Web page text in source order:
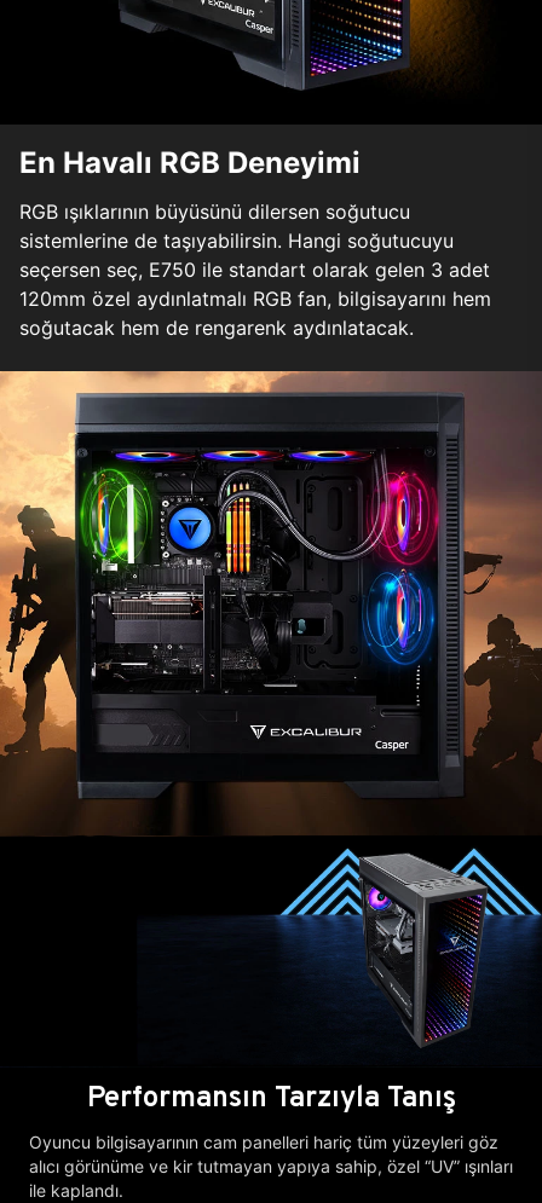
En Havalı RGB Deneyimi
RGB ışıklarının büyüsünü dilersen soğutucu
sistemlerine de taşıyabilirsin. Hangi soğutucuyu
seçersen seç, E750 ile standart olarak gelen 3 adet
120mm özel aydınlatmalı RGB fan, bilgisayarını hem
soğutacak hem de rengarenk aydınlatacak.
Performansın Tarzıyla Tanış
Oyuncu bilgisayarının cam panelleri hariç tüm yüzeyleri göz
alıcı görünüme ve kir tutmayan yapıya sahip, özel “UV” ışınları
ile kaplandı.